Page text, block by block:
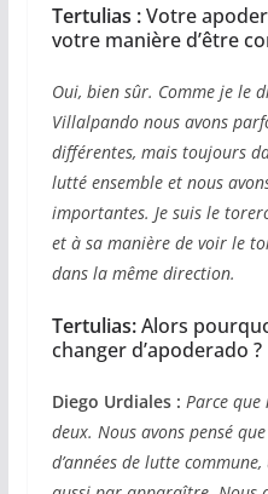
Tertulias :Votre
votre manière d’être
Oui, bien sûr. Comme je le
Villalpando nous avons
différentes, mais toujours
lutté ensemble et nous
importantes. Je suis le
et à sa manière de voir le
dans la même direction.
Tertulias:Alors
changer d’apoderado ?
Diego Urdiales : Parce que
deux. Nous avons pensé
d’années de lutte